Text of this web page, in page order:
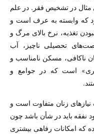
مثال در تشخیص فقر. در علم
که وابسته به عرف است و
تغذیه، نرخ بالای مرگ و
تحصیلی ناچیز، آب
ناکافی، مسکن نا‌مناسب و
است که در جوامع و
زنان متفاوت است و
نفقه باید در شأن باشد چون
که امکانات رفاهی بیشتری